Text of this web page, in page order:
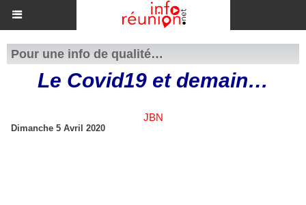
Pour une info de qualité…
Le Covid19 et demain…
JBN
Dimanche 5 Avril 2020